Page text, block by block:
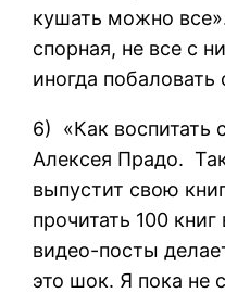
кушать можно
спорная, не все с
иногда
6) «Как воспитать
Алексея Прадо.
выпустит свою
прочитать 100
видео-посты
это шок. Я пока не